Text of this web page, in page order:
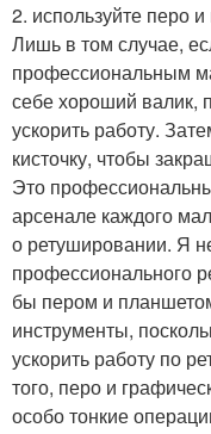
2. используйте перо
Лишь в том случае,
профессиональным
себе хороший валик,
ускорить работу.
кисточку, чтобы
Это
арсенале каждого
о ретушировании. Я
профессионального
бы пером и
инструменты,
ускорить работу по
того, перо и
особо тонкие